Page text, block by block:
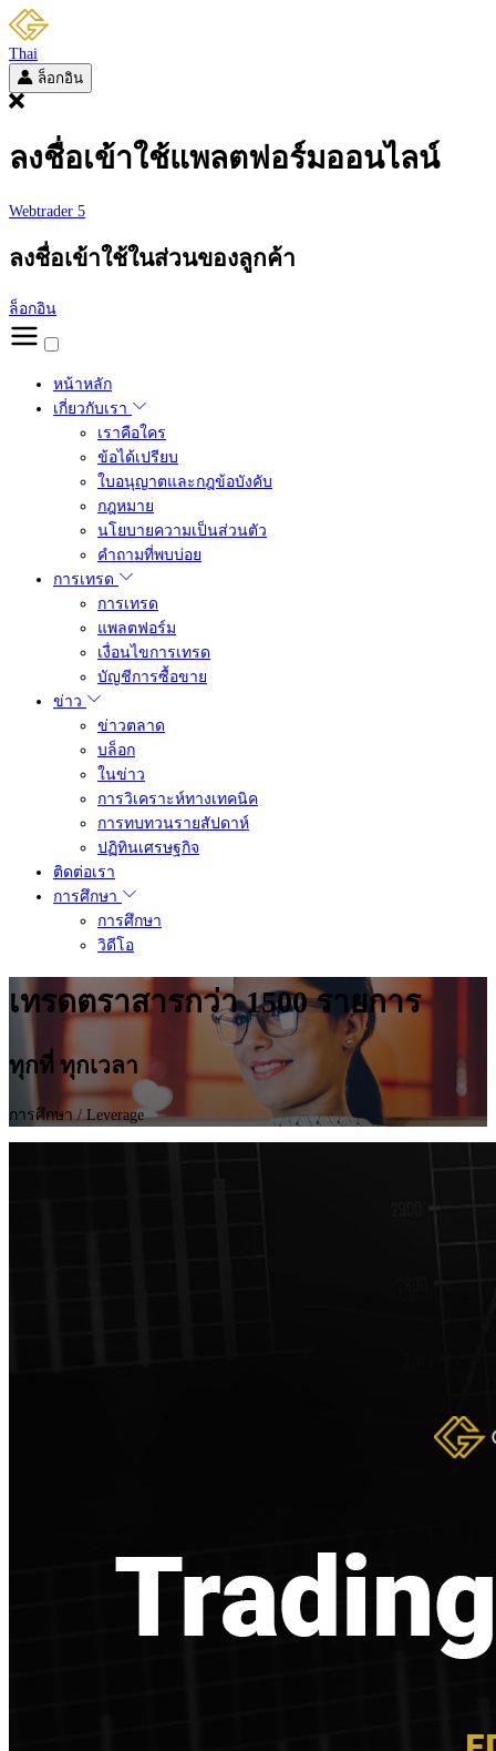
Thai
ล็อกอิน
ลงชื่อเข้าใช้แพลตฟอร์มออนไลน์
Webtrader 5
ลงชื่อเข้าใช้ในส่วนของลูกค้า
ล็อกอิน
หน้าหลัก
เกี่ยวกับเรา
เราคือใคร
ข้อได้เปรียบ
ใบอนุญาตและกฎข้อบังคับ
กฎหมาย
นโยบายความเป็นส่วนตัว
คำถามที่พบบ่อย
การเทรด
การเทรด
แพลตฟอร์ม
เงื่อนไขการเทรด
บัญชีการซื้อขาย
ข่าว
ข่าวตลาด
บล็อก
ในข่าว
การวิเคราะห์ทางเทคนิค
การทบทวนรายสัปดาห์
ปฏิทินเศรษฐกิจ
ติดต่อเรา
การศึกษา
การศึกษา
วิดีโอ
เทรดตราสารกว่า 1500 รายการ
ทุกที่ ทุกเวลา
การศึกษา/ Leverage